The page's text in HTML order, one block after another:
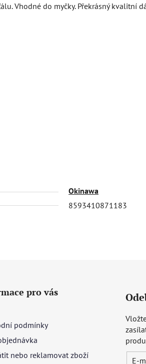
Vhodné do myčky. Překrásný kvalitní
Okinawa
8593410871183
pro vás
podmínky
nebo reklamovat zboží
E-